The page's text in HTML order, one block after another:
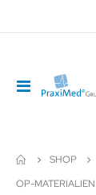
Navigation
umschalten
SHOP
OP-MATERIALIEN